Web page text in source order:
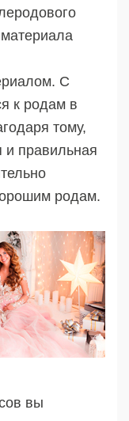
С
к родам в
тому,
и правильная
родам.
вы